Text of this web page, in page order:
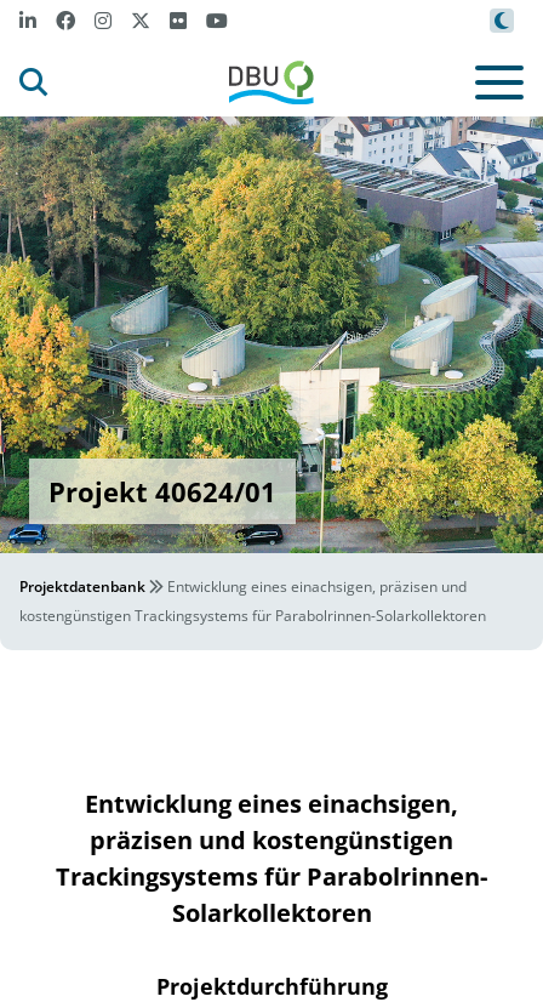
Projekt 40624/01
Projektdatenbank
Entwicklung eines einachsigen, präzisen und
kostengünstigen Trackingsystems für Parabolrinnen-Solarkollektoren
Entwicklung eines einachsigen,
präzisen und kostengünstigen
Trackingsystems für Parabolrinnen-
Solarkollektoren
Projektdurchführung